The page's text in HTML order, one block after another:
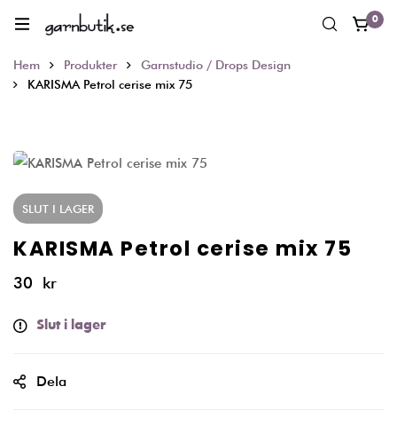
0
Hem Produkter
Garnstudio / Drops Design
KARISMA Petrol cerise mix 75
SLUT I LAGER
KARISMA Petrol cerise mix 75
30 kr
Slut i lager
Dela